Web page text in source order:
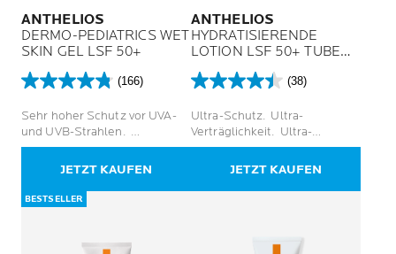
ANTHELIOS
DERMO-PEDIATRICS WET
SKIN GEL LSF 50+
(166)
4.8
5
Sternen.
Bewertungen
Sehr hoher Schutz vor UVA-
und UVB-Strahlen.
Wasserfest. Spendet
langhaltend Feuchtigkeit.
JETZT KAUFEN
ANTHELIOS
HYDRATISIERENDE
LOTION LSF 50+ TUBE
MIT PAPPE
(38)
4.4
5
Sternen.
Bewertungen
Ultra-Schutz. Ultra-
Verträglichkeit. Ultra-
Widerstand.
JETZT KAUFEN
BESTSELLER